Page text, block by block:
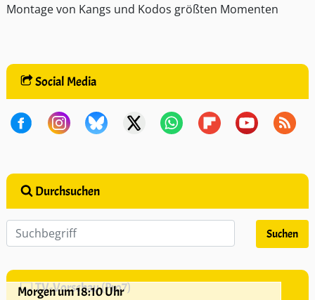
Montage von Kangs und Kodos größten Momenten
Social Media
Durchsuchen
TV-Vorschau (Pro7)
Morgen um 18:10 Uhr